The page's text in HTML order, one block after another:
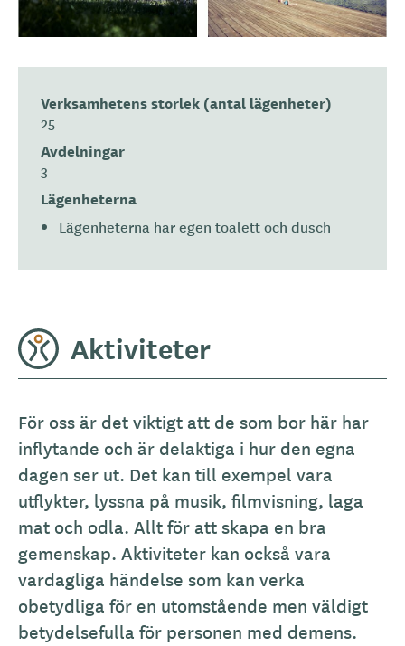
Verksamhetens storlek (antal lägenheter)
25
Avdelningar
3
Lägenheterna
Lägenheterna har egen toalett och dusch
Aktiviteter
För oss är det viktigt att de som bor här har
inflytande och är delaktiga i hur den egna
dagen ser ut. Det kan till exempel vara
utflykter, lyssna på musik, filmvisning, laga
mat och odla. Allt för att skapa en bra
gemenskap. Aktiviteter kan också vara
vardagliga händelse som kan verka
obetydliga för en utomstående men väldigt
betydelsefulla för personen med demens.